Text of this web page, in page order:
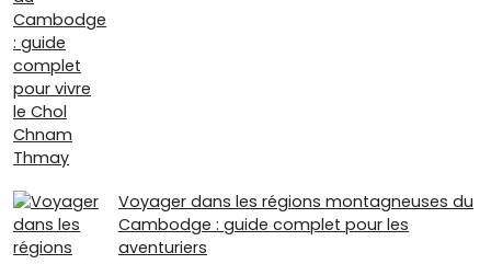
Voyager dans les régions montagneuses du
Cambodge : guide complet pour les
aventuriers